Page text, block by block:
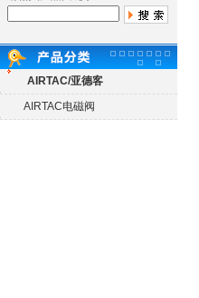
AIRTAC/亚德客
AIRTAC电磁阀